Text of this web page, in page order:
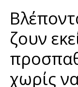
ζουν
χωρίς